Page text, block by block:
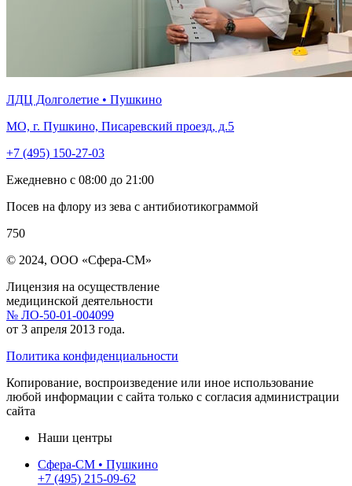
ЛДЦ Долголетие • Пушкино
МО, г. Пушкино, Писаревский проезд, д.5
+7 (495) 150-27-03
Ежедневно с 08:00 до 21:00
Посев на флору из зева с антибиотикограммой
750
© 2024, ООО «Сфера-СМ»
Лицензия на осуществление
медицинской деятельности
№ ЛО-50-01-004099
от 3 апреля 2013 года.
Политика конфиденциальности
Копирование, воспроизведение или иное использование
любой информации с сайта только с согласия администрации
сайта
Наши центры
Сфера-СМ • Пушкино
+7 (495) 215-09-62